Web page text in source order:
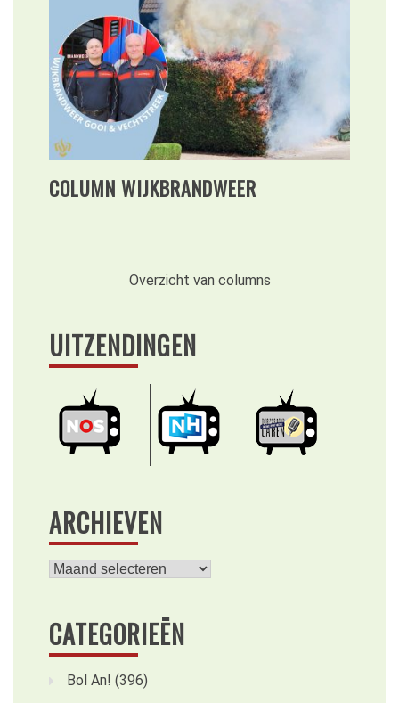
COLUMN WIJKBRANDWEER
Overzicht van columns
UITZENDINGEN
ARCHIEVEN
Archieven
CATEGORIEËN
Bol An! (396)